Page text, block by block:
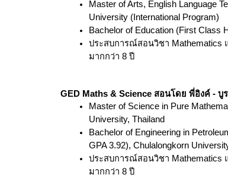
Master of Arts, English Language
University (International Program)
Bachelor of Education (First Class
ประสบการณ์สอนวิชา Mathematics
มากกว่า 8 ปี
GED Maths & Science สอนโดย พี่อิงค์ -
Master of Science in Pure
University, Thailand
Bachelor of Engineering in
GPA 3.92), Chulalongkorn
ประสบการณ์สอนวิชา Mathematics
มากกว่า 8 ปี